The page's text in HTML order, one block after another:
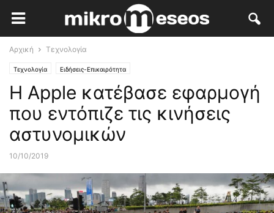
Αρχική Τεχνολογία
Τεχνολογία Ειδήσεις-Επικαιρότητα
Η Apple κατέβασε εφαρμογή
που εντόπιζε τις κινήσεις
αστυνομικών
10/10/2019